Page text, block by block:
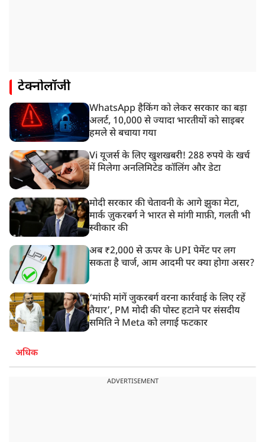
टेक्नोलॉजी
WhatsApp हैकिंग को लेकर सरकार का बड़ा
अलर्ट, 10,000 से ज्यादा भारतीयों को साइबर
हमले से बचाया गया
Vi यूजर्स के लिए खुशखबरी! 288 रुपये के खर्च
में मिलेगा अनलिमिटेड कॉलिंग और डेटा
मोदी सरकार की चेतावनी के आगे झुका मेटा,
मार्क ज़ुकरबर्ग ने भारत से मांगी माफ़ी, गलती भी
स्वीकार की
अब ₹2,000 से ऊपर के UPI पेमेंट पर लग
सकता है चार्ज, आम आदमी पर क्या होगा असर?
‘मांफी मांगें जुकरबर्ग वरना कार्रवाई के लिए रहें
तैयार’, PM मोदी की पोस्ट हटाने पर संसदीय
समिति ने Meta को लगाई फटकार
अधिक
ADVERTISEMENT